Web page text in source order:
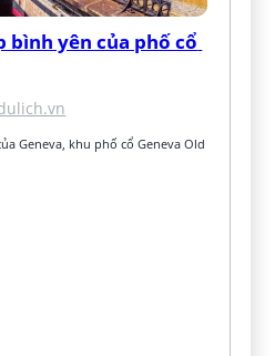
bình yên của phố cổ
Geneva, khu phố cổ Geneva Old